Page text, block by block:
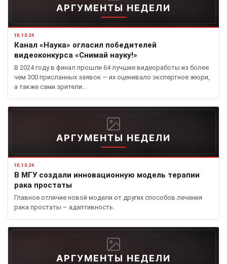
АРГУМЕНТЫ НЕДЕЛИ
10.10.24
Канал «Наука» огласил победителей
видеоконкурса «Снимай науку!»
В 2024 году в финал прошли 64 лучшие видеоработы из более
чем 300 присланных заявок — их оценивало экспертное жюри,
а также сами зрители…
АРГУМЕНТЫ НЕДЕЛИ
10.10.24
В МГУ создали инновационную модель терапии
рака простаты
Главное отличие новой модели от других способов лечения
рака простаты – адаптивность.
АРГУМЕНТЫ НЕДЕЛИ